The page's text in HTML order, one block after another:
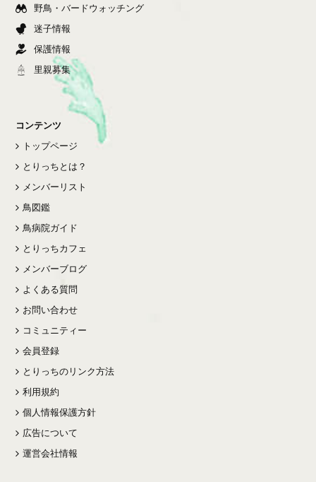
野鳥・バードウォッチング
迷子情報
保護情報
里親募集
コンテンツ
トップページ
とりっちとは？
メンバーリスト
鳥図鑑
鳥病院ガイド
とりっちカフェ
メンバーブログ
よくある質問
お問い合わせ
コミュニティー
会員登録
とりっちのリンク方法
利用規約
個人情報保護方針
広告について
運営会社情報